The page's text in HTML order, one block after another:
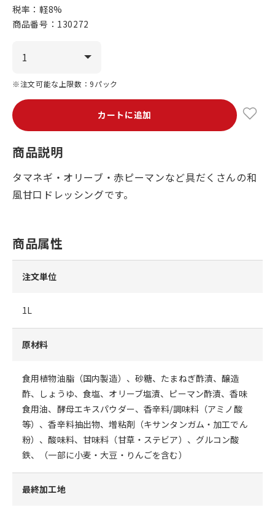
税率：軽8%
商品番号： 130272
※注文可能な上限数：9パック
カートに追加
商品説明
タマネギ・オリーブ・赤ピーマンなど具だくさんの和
風甘口ドレッシングです。
商品属性
注文単位
1L
原材料
食用植物油脂（国内製造）、砂糖、たまねぎ酢漬、醸造
酢、しょうゆ、食塩、オリーブ塩漬、ピーマン酢漬、香味
食用油、酵母エキスパウダー、香辛料/調味料（アミノ酸
等）、香辛料抽出物、増粘剤（キサンタンガム・加工でん
粉）、酸味料、甘味料（甘草・ステビア）、グルコン酸
鉄、（一部に小麦・大豆・りんごを含む）
最終加工地